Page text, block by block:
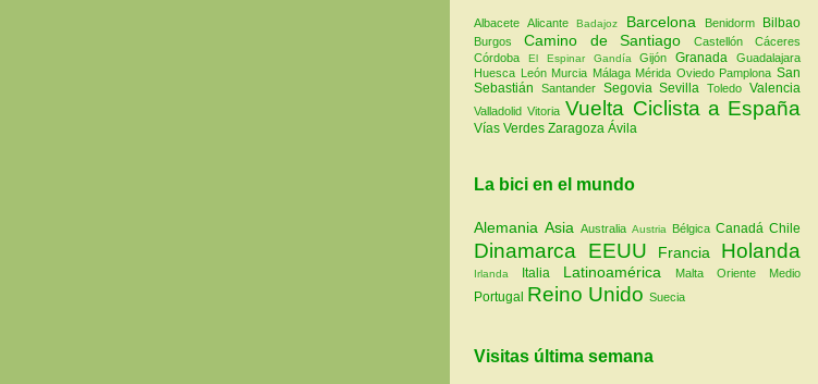
AlbaceteAlicanteBadajoz Barcelona Benidorm Bilbao
Burgos Camino de SantiagoCastellónCáceres
Córdoba El Espinar GandíaGijónGranadaGuadalajara
Huesca León Murcia Málaga Mérida Oviedo PamplonaSan
Sebastián Santander SegoviaSevillaToledoValencia
ValladolidVitoria Vuelta Ciclista a España
Vías Verdes Zaragoza Ávila
La bici en el mundo
Alemania Asia Australia Austria Bélgica Canadá Chile
Dinamarca EEUU Francia Holanda
Irlanda Italia Latinoamérica Malta Oriente Medio
Portugal Reino Unido Suecia
Visitas última semana